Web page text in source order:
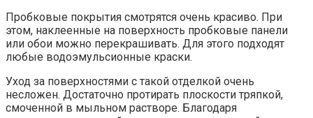
Пробковые покрытия смотрятся очень красиво. При
этом, наклеенные на поверхность пробковые панели
или обои можно перекрашивать. Для этого подходят
любые водоэмульсионные краски.
Уход за поверхностями с такой отделкой очень
несложен. Достаточно протирать плоскости тряпкой,
смоченной в мыльном растворе. Благодаря